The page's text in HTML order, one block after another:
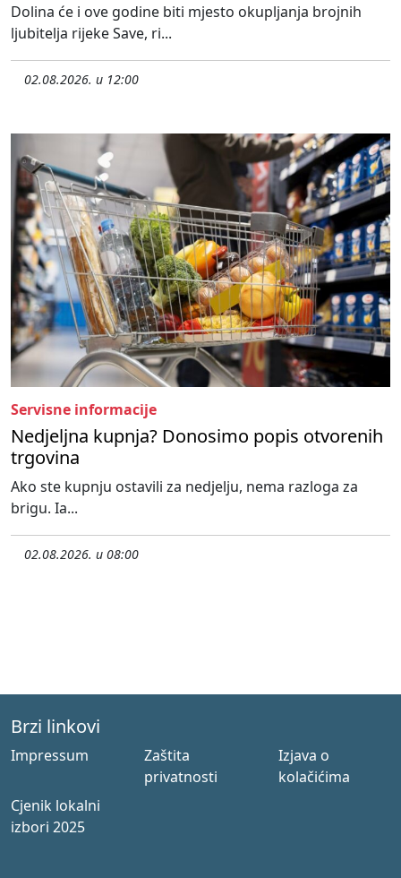
Dolina će i ove godine biti mjesto okupljanja brojnih
ljubitelja rijeke Save, ri...
02.08.2026. u 12:00
Servisne informacije
Nedjeljna kupnja? Donosimo popis otvorenih
trgovina
Ako ste kupnju ostavili za nedjelju, nema razloga za
brigu. Ia...
02.08.2026. u 08:00
Brzi linkovi
Impressum
Zaštita
privatnosti
Izjava o
kolačićima
Cjenik lokalni
izbori 2025